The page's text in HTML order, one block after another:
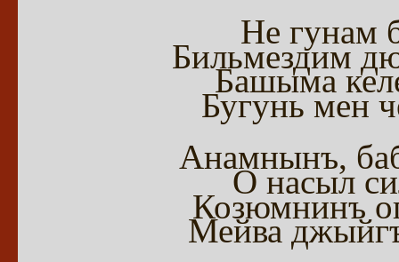
Не гунам
Бильмездим
Башыма
Бугунь мен
Анамнынъ,
О насыл
Козюмнинъ
Мейва